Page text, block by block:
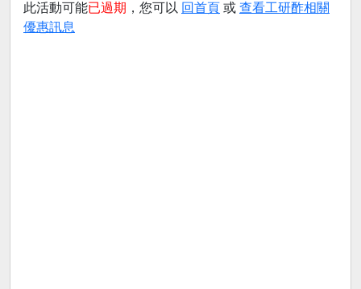
此活動可能已過期 ，您可以 回首頁 或 查看工研酢相關
優惠訊息